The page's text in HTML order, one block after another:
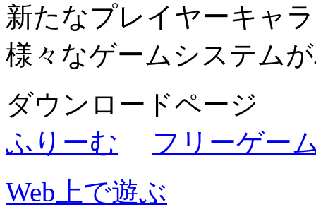
新たなプレイヤーキャ
様々なゲームシステム
ダウンロードページ
ふりーむ
フリーゲー
Web上で遊ぶ